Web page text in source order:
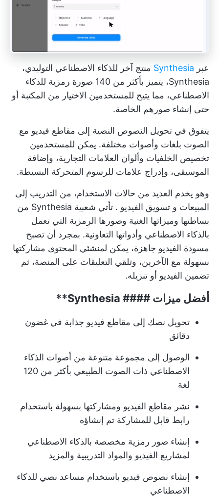
عبر Synthesia منتج آخر للذكاء الاصطناعي التوليدي،
Synthesia، يتميز بأكثر من 140 صورة رمزية للذكاء
الاصطناعي، مما يتيح للمستخدمين الاختيار من المكتبة أو
حتى إنشاء صورهم الخاصة.
يتفوق في تحويل النصوص النصية إلى مقاطع فيديو مع
الصوت بلغات وأصوات مختلفة. يمكن للمستخدمين
تخصيص الخلفيات وألوان العلامات التجارية، وإضافة
الموسيقى، وإدراج علامات للرسوم المتحركة البسيطة.
وهو يخدم العديد من حالات الاستخدام، من التدريب إلى
المبيعات و تسويق الفيديو
. تأتي شعبية Synthesia من
بساطتها وميزاتها الغنية وصورها الرمزية التي تعمل
بالذكاء الاصطناعي وأدواتها التعاونية. بمجرد أن تصبح
مسودة الفيديو جاهزة، يمكن لمنشئي المحتوى مشاركتها
بسهولة مع الآخرين، وتلقي التعليقات على المنصة، ثم
تضمين الفيديو أو تنزيله.
أفضل ميزات #### Synthesia**
تحويل نصك إلى مقاطع فيديو جذابة في غضون
دقائق
الوصول إلى مجموعة متنوعة من أصوات الذكاء
الاصطناعي ذات الصوت الطبيعي بأكثر من 120
لغة
نشر مقاطع الفيديو ومشاركتها بسهولة باستخدام
رابط قابل للمشاركة تم إنشاؤه
إنشاء صور رمزية مخصصة بالذكاء الاصطناعي
لمشاريع الفيديو والمواد التدريبية والمزيد
إنشاء نصوص فيديو باستخدام مساعد نصي للذكاء
الاصطناعي